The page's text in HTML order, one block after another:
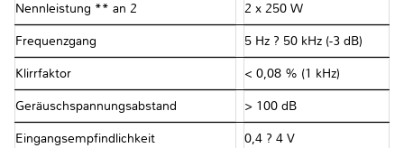
Nennleistung ** an 2 Ω 2 x 250 W
Frequenzgang 5 Hz ? 50 kHz (-3 dB)
Klirrfaktor < 0,08 % (1 kHz)
Geräuschspannungsabstand > 100 dB
Eingangsempfindlichkeit 0,4 ? 4 V